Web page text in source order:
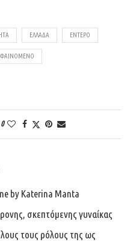
ΕΛΛΆΔΑ ΈΝΤΕΡΟ
ΦΑΙΝΌΜΕΝΟ
0
by Katerina Manta
σκεπτόμενης γυναίκας
τους ρόλους της ως